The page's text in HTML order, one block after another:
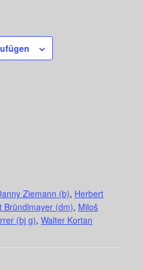
Ziemann (b), Herbert
Bründlmayer (dm), Miloš
(bj g), Walter Kortan